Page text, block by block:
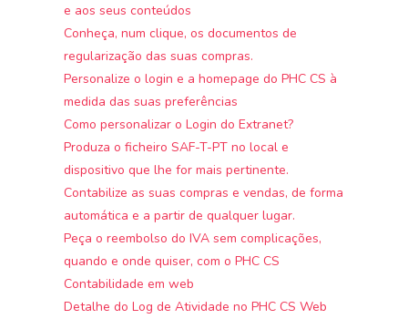
e aos seus conteúdos
Conheça, num clique, os documentos de
regularização das suas compras.
Personalize o login e a homepage do PHC CS à
medida das suas preferências
Como personalizar o Login do Extranet?
Produza o ficheiro SAF-T-PT no local e
dispositivo que lhe for mais pertinente.
Contabilize as suas compras e vendas, de forma
automática e a partir de qualquer lugar.
Peça o reembolso do IVA sem complicações,
quando e onde quiser, com o PHC CS
Contabilidade em web
Detalhe do Log de Atividade no PHC CS Web